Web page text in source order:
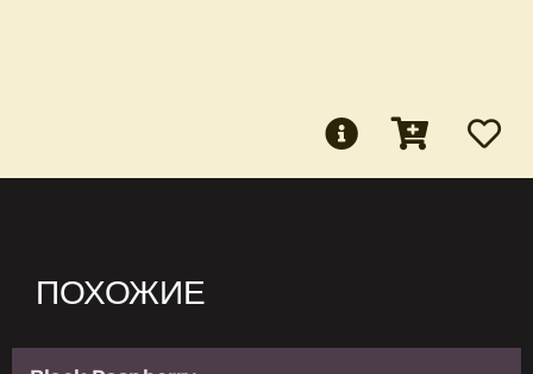
ПОХОЖИЕ